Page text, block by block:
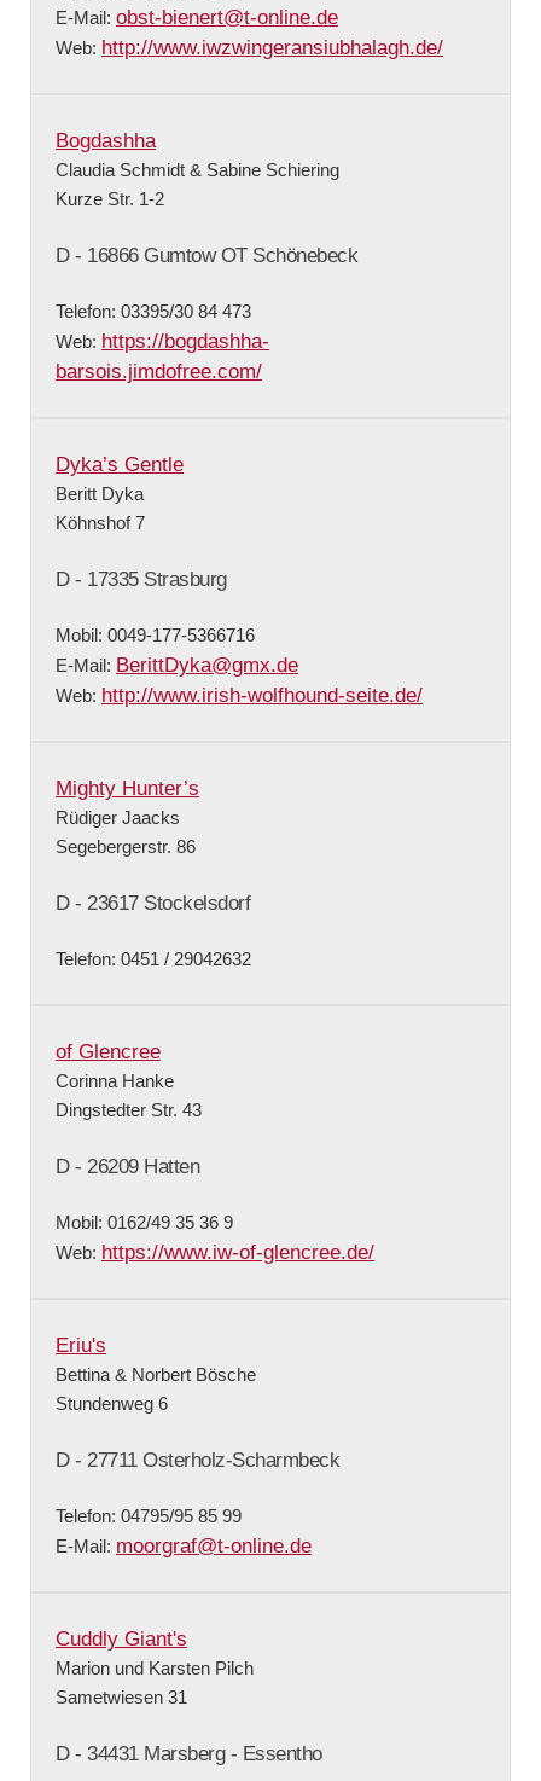
E-Mail: obst-bienert@t-online.de
Web: http://www.iwzwingeransiubhalagh.de/
Bogdashha
Claudia Schmidt & Sabine Schiering
Kurze Str. 1-2
D - 16866 Gumtow OT Schönebeck
Telefon: 03395/30 84 473
Web: https://bogdashha-
barsois.jimdofree.com/
Dyka’s Gentle
Beritt Dyka
Köhnshof 7
D - 17335 Strasburg
Mobil: 0049-177-5366716
E-Mail: BerittDyka@gmx.de
Web: http://www.irish-wolfhound-seite.de/
Mighty Hunter’s
Rüdiger Jaacks
Segebergerstr. 86
D - 23617 Stockelsdorf
Telefon: 0451 / 29042632
of Glencree
Corinna Hanke
Dingstedter Str. 43
D - 26209 Hatten
Mobil: 0162/49 35 36 9
Web: https://www.iw-of-glencree.de/
Eriu's
Bettina & Norbert Bösche
Stundenweg 6
D - 27711 Osterholz-Scharmbeck
Telefon: 04795/95 85 99
E-Mail: moorgraf@t-online.de
Cuddly Giant's
Marion und Karsten Pilch
Sametwiesen 31
D - 34431 Marsberg - Essentho